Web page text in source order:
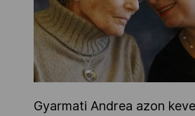
Gyarmati Andrea azon